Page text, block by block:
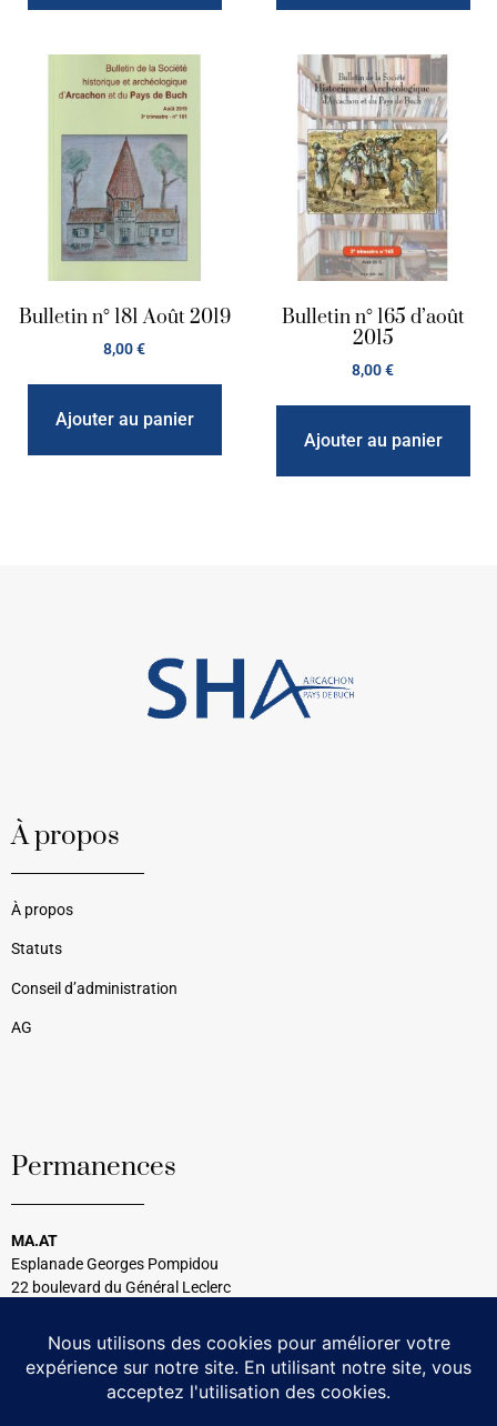
Bulletin n° 181 Août 2019
8,00€
Ajouter au panier
Bulletin n° 165 d’août
2015
8,00€
Ajouter au panier
À propos
À propos
Statuts
Conseil d’administration
AG
Permanences
MA.AT
Esplanade Georges Pompidou
22 boulevard du Général Leclerc
Tél : 05 56 54 99 08
Tous les mercredis
14h30 à 17h00